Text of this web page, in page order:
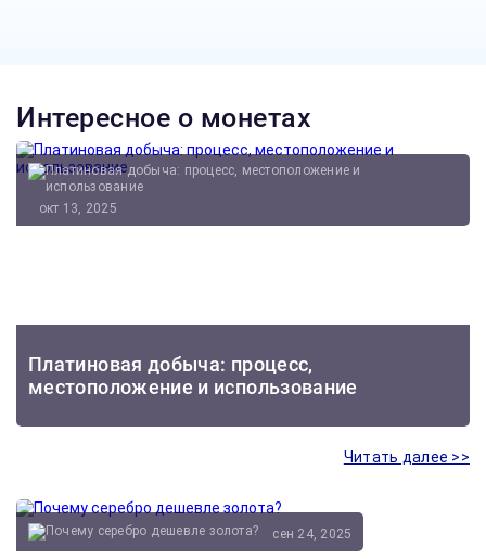
Интересное о монетах
Платиновая добыча: процесс,
местоположение и использование
окт 13, 2025
Читать далее >>
сен 24, 2025